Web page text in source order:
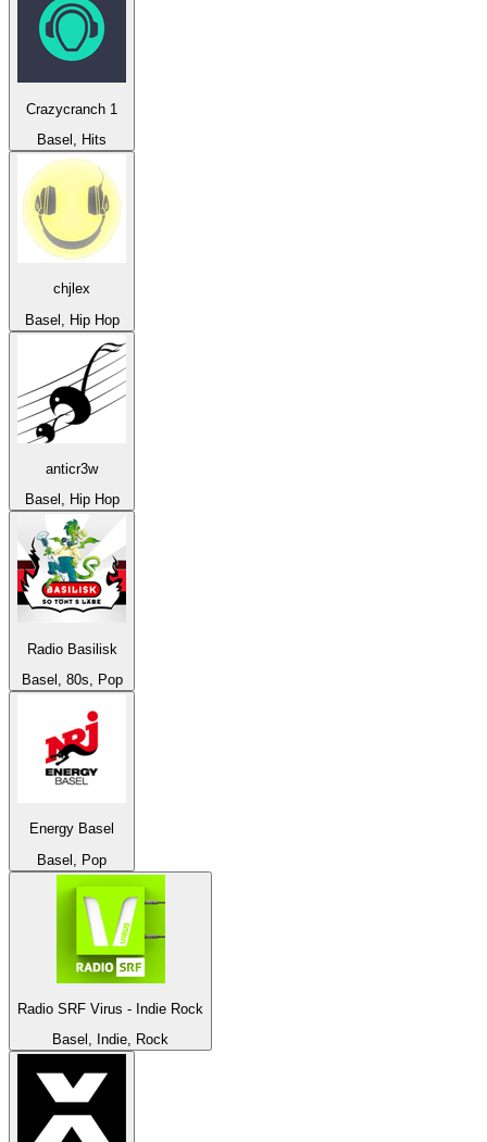
Crazycranch 1
Basel, Hits
chjlex
Basel, Hip Hop
anticr3w
Basel, Hip Hop
Radio Basilisk
Basel, 80s, Pop
Energy Basel
Basel, Pop
Radio SRF Virus - Indie Rock
Basel, Indie, Rock